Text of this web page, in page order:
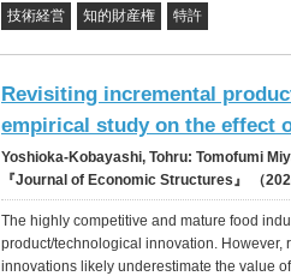
技術経営 知的財産権 特許
Revisiting incremental
empirical study on the effect
Yoshioka-Kobayashi, Tohru: Tomofumi
『Journal of Economic Structures』 （
The highly competitive and mature food
product/technological innovation. However,
innovations likely underestimate the value